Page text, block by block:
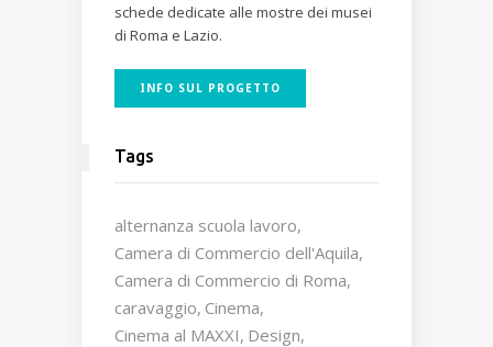
schede dedicate alle mostre dei musei
di Roma e Lazio.
INFO SUL PROGETTO
Tags
alternanza scuola lavoro
Camera di Commercio dell'Aquila
Camera di Commercio di Roma
caravaggio Cinema
Cinema al MAXXI Design